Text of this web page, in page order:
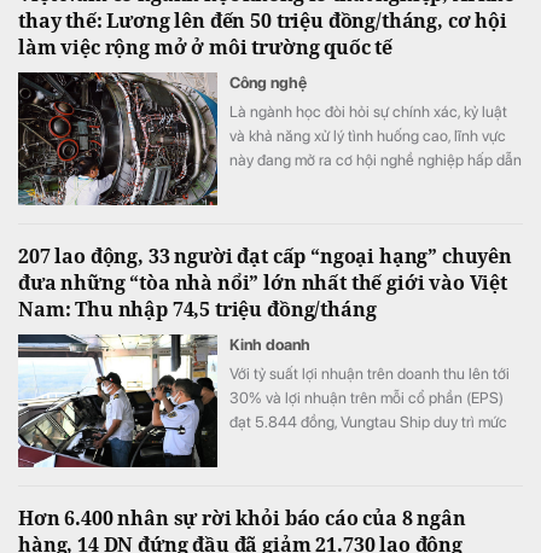
thay thế: Lương lên đến 50 triệu đồng/tháng, cơ hội
làm việc rộng mở ở môi trường quốc tế
Công nghệ
Là ngành học đòi hỏi sự chính xác, kỷ luật
và khả năng xử lý tình huống cao, lĩnh vực
này đang mở ra cơ hội nghề nghiệp hấp dẫn
207 lao động, 33 người đạt cấp “ngoại hạng” chuyên
đưa những “tòa nhà nổi” lớn nhất thế giới vào Việt
Nam: Thu nhập 74,5 triệu đồng/tháng
Kinh doanh
Với tỷ suất lợi nhuận trên doanh thu lên tới
30% và lợi nhuận trên mỗi cổ phần (EPS)
đạt 5.844 đồng, Vungtau Ship duy trì mức
Hơn 6.400 nhân sự rời khỏi báo cáo của 8 ngân
hàng, 14 DN đứng đầu đã giảm 21.730 lao động